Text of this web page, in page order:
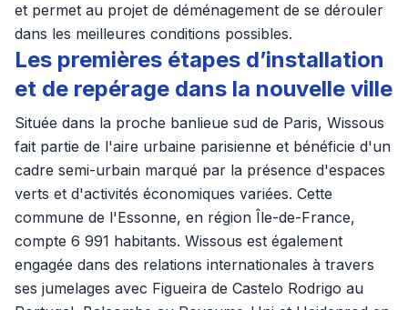
et permet au projet de déménagement de se dérouler
dans les meilleures conditions possibles.
Les premières étapes d’installation
et de repérage dans la nouvelle ville
Située dans la proche banlieue sud de Paris, Wissous
fait partie de l'aire urbaine parisienne et bénéficie d'un
cadre semi-urbain marqué par la présence d'espaces
verts et d'activités économiques variées. Cette
commune de l'Essonne, en région Île-de-France,
compte 6 991 habitants. Wissous est également
engagée dans des relations internationales à travers
ses jumelages avec Figueira de Castelo Rodrigo au